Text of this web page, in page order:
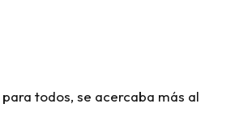
todos, se acercaba más al